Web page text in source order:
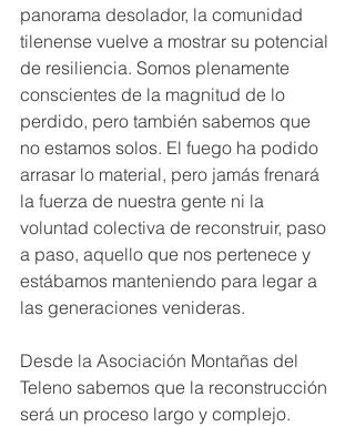
panorama desolador, la comunidad
tilenense vuelve a mostrar su potencial
de resiliencia. Somos plenamente
conscientes de la magnitud de lo
perdido, pero también sabemos que
no estamos solos. El fuego ha podido
arrasar lo material, pero jamás frenará
la fuerza de nuestra gente ni la
voluntad colectiva de reconstruir, paso
a paso, aquello que nos pertenece y
estábamos manteniendo para legar a
las generaciones venideras.
Desde la Asociación Montañas del
Teleno sabemos que la reconstrucción
será un proceso largo y complejo.